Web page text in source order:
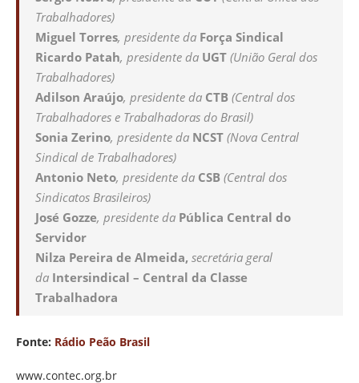
Trabalhadores)
Miguel Torres, presidente da Força Sindical
Ricardo Patah, presidente da UGT (União Geral dos
Trabalhadores)
Adilson Araújo, presidente da CTB (Central dos
Trabalhadores e Trabalhadoras do Brasil)
Sonia Zerino, presidente da NCST (Nova Central
Sindical de Trabalhadores)
Antonio Neto, presidente da CSB (Central dos
Sindicatos Brasileiros)
José Gozze, presidente da Pública Central do
Servidor
Nilza Pereira de Almeida, secretária geral
da Intersindical – Central da Classe
Trabalhadora
Fonte: Rádio Peão Brasil
www.contec.org.br